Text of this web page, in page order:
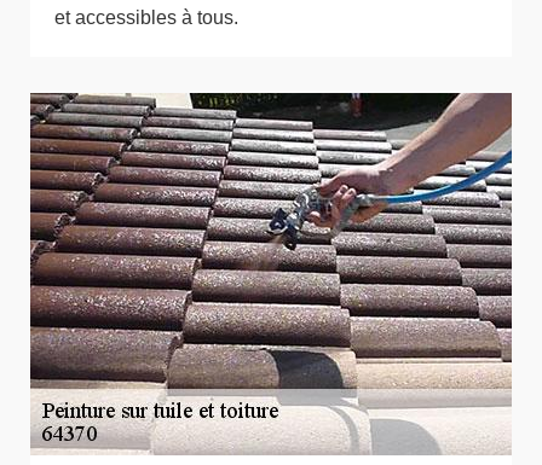
et accessibles à tous.